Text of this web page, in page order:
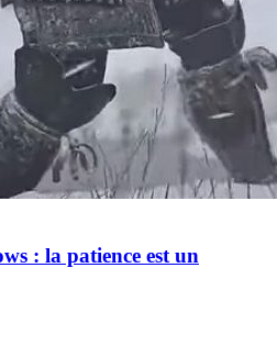
: la patience est un